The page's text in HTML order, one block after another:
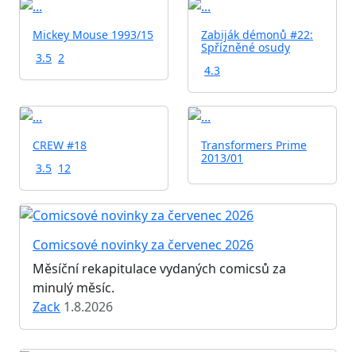
Mickey Mouse 1993/15
3.5 2
Zabiják démonů #22:
Spřízněné osudy
4.3
CREW #18
3.5 12
Transformers Prime
2013/01
Comicsové novinky za červenec 2026
Měsíční rekapitulace vydaných comicsů za
minulý měsíc.
Zack 1.8.2026